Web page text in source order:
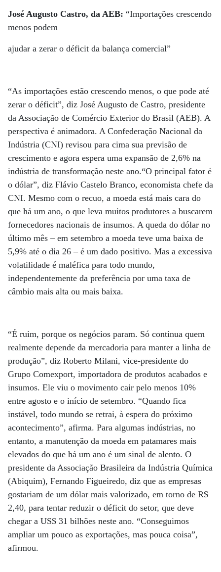
José Augusto Castro, da AEB: “Importações crescendo
menos podem
ajudar a zerar o déficit da balança comercial”
“As importações estão crescendo menos, o que pode até
zerar o déficit”, diz José Augusto de Castro, presidente
da Associação de Comércio Exterior do Brasil (AEB). A
perspectiva é animadora. A Confederação Nacional da
Indústria (CNI) revisou para cima sua previsão de
crescimento e agora espera uma expansão de 2,6% na
indústria de transformação neste ano.“O principal fator é
o dólar”, diz Flávio Castelo Branco, economista chefe da
CNI. Mesmo com o recuo, a moeda está mais cara do
que há um ano, o que leva muitos produtores a buscarem
fornecedores nacionais de insumos. A queda do dólar no
último mês – em setembro a moeda teve uma baixa de
5,9% até o dia 26 – é um dado positivo. Mas a excessiva
volatilidade é maléfica para todo mundo,
independentemente da preferência por uma taxa de
câmbio mais alta ou mais baixa.
“É ruim, porque os negócios param. Só continua quem
realmente depende da mercadoria para manter a linha de
produção”, diz Roberto Milani, vice-presidente do
Grupo Comexport, importadora de produtos acabados e
insumos. Ele viu o movimento cair pelo menos 10%
entre agosto e o início de setembro. “Quando fica
instável, todo mundo se retrai, à espera do próximo
acontecimento”, afirma. Para algumas indústrias, no
entanto, a manutenção da moeda em patamares mais
elevados do que há um ano é um sinal de alento. O
presidente da Associação Brasileira da Indústria Química
(Abiquim), Fernando Figueiredo, diz que as empresas
gostariam de um dólar mais valorizado, em torno de R$
2,40, para tentar reduzir o déficit do setor, que deve
chegar a US$ 31 bilhões neste ano. “Conseguimos
ampliar um pouco as exportações, mas pouca coisa”,
afirmou.